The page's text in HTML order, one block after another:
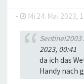
-
Mi 24. Mai 2023,
Sentinel2003
2023, 00:41
da ich das
Handy nach